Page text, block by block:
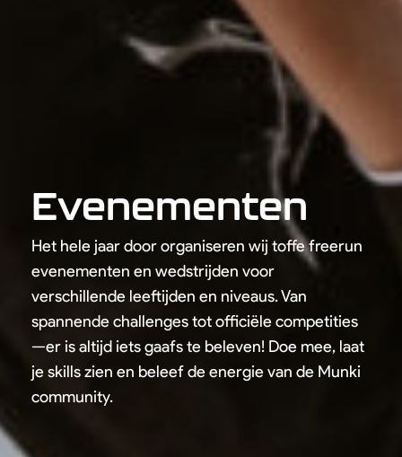
Geen producten in de winkelwagen.
Go To Shop
Evenementen
Het hele jaar door organiseren wij toffe freerun
evenementen en wedstrijden voor
verschillende leeftijden en niveaus. Van
spannende challenges tot officiële competities
—er is altijd iets gaafs te beleven! Doe mee, laat
je skills zien en beleef de energie van de Munki
community.